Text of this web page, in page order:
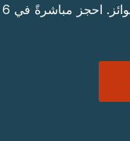
سهّل سفرك من خلال تطبيقنا الحائز على جوائز. احجز مباشرةً في 6